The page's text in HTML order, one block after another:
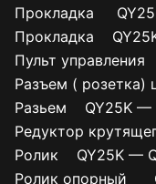
Прокладка
Прокладка
Пульт управления
Разъем (
Разьем QY25K —
Редуктор
Ролик QY25K —
Ролик опорный